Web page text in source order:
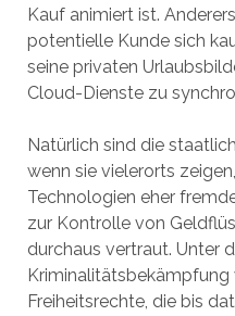
Kauf animiert ist.
potentielle Kunde sich
seine privaten
Cloud-Dienste zu
Natürlich sind die
wenn sie vielerorts
Technologien eher
zur Kontrolle von
durchaus vertraut. Unter
Kriminalitätsbekämpfung
Freiheitsrechte, die bis